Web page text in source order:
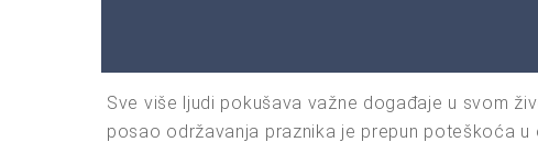
Sve više ljudi pokušava važne događaje u svom
posao održavanja praznika je prepun poteškoća